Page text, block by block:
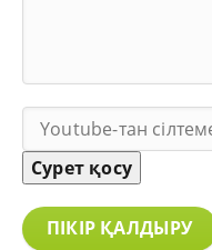
Сурет қосу
ПІКІР ҚАЛДЫРУ